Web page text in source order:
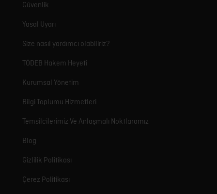
Güvenlik
Yasal Uyarı
Size nasıl yardımcı olabiliriz?
TÖDEB Hakem Heyeti
Kurumsal Yönetim
Bilgi Toplumu Hizmetleri
Temsilcilerimiz Ve Anlaşmalı Noktlaramız
Blog
Gizlilik Politikası
Çerez Politikası